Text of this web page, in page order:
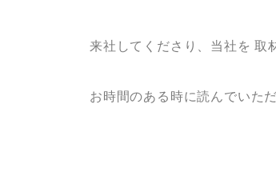
来社してくださり、当社を 取
お時間のある時に読んでいた